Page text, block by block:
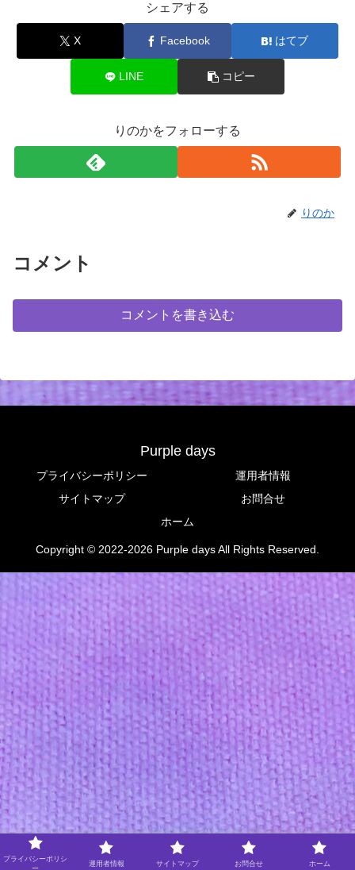
シェアする
X Facebook はてブ
LINE コピー
りのかをフォローする
りのか
コメント
コメントを書き込む
Purple days
プライバシーポリシー
運用者情報
サイトマップ
お問合せ
ホーム
Copyright © 2022-2026 Purple days All Rights Reserved.
プライバシーポリシ
ー
運用者情報 サイトマップ お問合せ ホーム